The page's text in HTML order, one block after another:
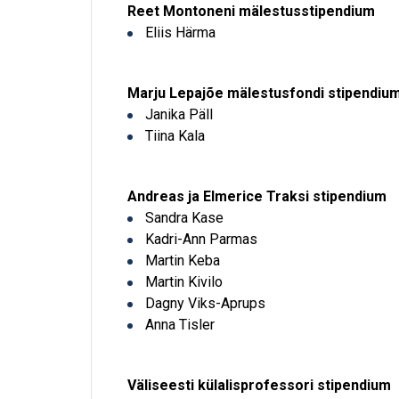
Reet Montoneni mälestusstipendium
Eliis Härma
Marju Lepajõe mälestusfondi
Janika Päll
Tiina Kala
Andreas ja Elmerice Traksi stipendium
Sandra Kase
Kadri-Ann Parmas
Martin Keba
Martin Kivilo
Dagny Viks-Aprups
Anna Tisler
Väliseesti külalisprofessori stipendium